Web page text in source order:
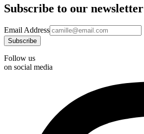
Subscribe to our newsletter
Email Address
Follow us
on social media